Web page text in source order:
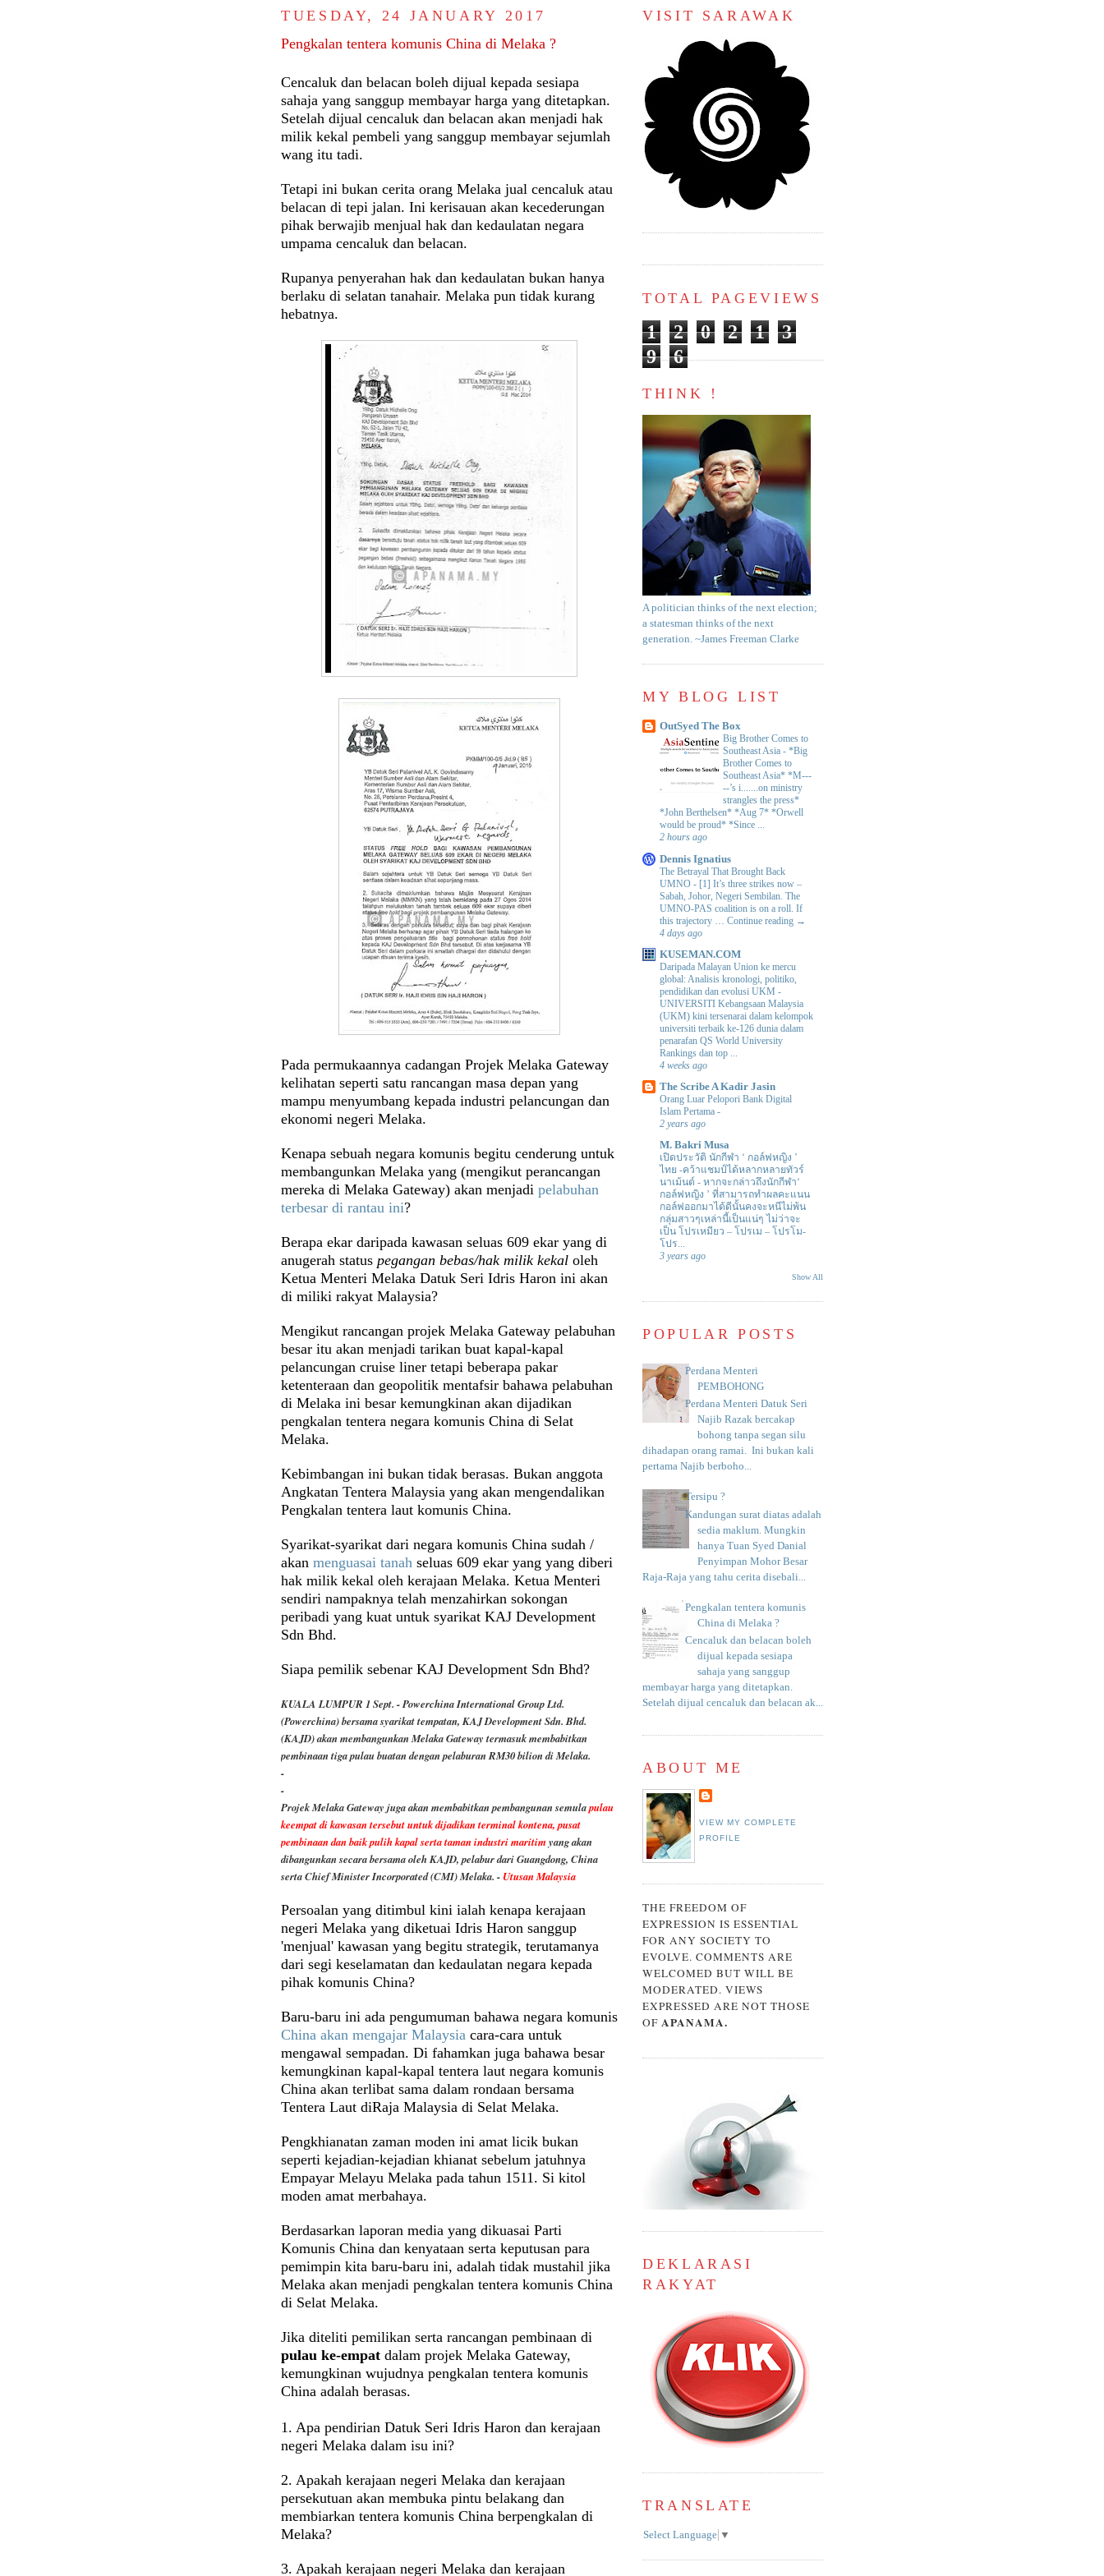
TUESDAY, 24 JANUARY 2017
Pengkalan tentera komunis China di Melaka ?
Cencaluk dan belacan boleh dijual kepada sesiapa
sahaja yang sanggup membayar harga yang ditetapkan.
Setelah dijual cencaluk dan belacan akan menjadi hak
milik kekal pembeli yang sanggup membayar sejumlah
wang itu tadi.
Tetapi ini bukan cerita orang Melaka jual cencaluk atau
belacan di tepi jalan. Ini kerisauan akan kecederungan
pihak berwajib menjual hak dan kedaulatan negara
umpama cencaluk dan belacan.
Rupanya penyerahan hak dan kedaulatan bukan hanya
berlaku di selatan tanahair. Melaka pun tidak kurang
hebatnya.
Pada permukaannya cadangan Projek Melaka Gateway
kelihatan seperti satu rancangan masa depan yang
mampu menyumbang kepada industri pelancungan dan
ekonomi negeri Melaka.
Kenapa sebuah negara komunis begitu cenderung untuk
membangunkan Melaka yang (mengikut perancangan
mereka di Melaka Gateway) akan menjadi pelabuhan
terbesar di rantau ini?
Berapa ekar daripada kawasan seluas 609 ekar yang di
anugerah status pegangan bebas/hak milik kekal oleh
Ketua Menteri Melaka Datuk Seri Idris Haron ini akan
di miliki rakyat Malaysia?
Mengikut rancangan projek Melaka Gateway pelabuhan
besar itu akan menjadi tarikan buat kapal-kapal
pelancungan cruise liner tetapi beberapa pakar
ketenteraan dan geopolitik mentafsir bahawa pelabuhan
di Melaka ini besar kemungkinan akan dijadikan
pengkalan tentera negara komunis China di Selat
Melaka.
Kebimbangan ini bukan tidak berasas. Bukan anggota
Angkatan Tentera Malaysia yang akan mengendalikan
Pengkalan tentera laut komunis China.
Syarikat-syarikat dari negara komunis China sudah /
akan menguasai tanah seluas 609 ekar yang yang diberi
hak milik kekal oleh kerajaan Melaka. Ketua Menteri
sendiri nampaknya telah menzahirkan sokongan
peribadi yang kuat untuk syarikat KAJ Development
Sdn Bhd.
Siapa pemilik sebenar KAJ Development Sdn Bhd?
KUALA LUMPUR 1 Sept. - Powerchina International Group Ltd.
(Powerchina) bersama syarikat tempatan, KAJ Development Sdn. Bhd.
(KAJD) akan membangunkan Melaka Gateway termasuk membabitkan
pembinaan tiga pulau buatan dengan pelaburan RM30 bilion di Melaka.
-
-
Projek Melaka Gateway juga akan membabitkan pembangunan semulapulau
keempat di kawasan tersebut untuk dijadikan terminal kontena, pusat
pembinaan dan baik pulih kapal serta taman industri maritim yang akan
dibangunkan secara bersama oleh KAJD, pelabur dari Guangdong, China
serta Chief Minister Incorporated (CMI) Melaka. -Utusan Malaysia
Persoalan yang ditimbul kini ialah kenapa kerajaan
negeri Melaka yang diketuai Idris Haron sanggup
'menjual' kawasan yang begitu strategik, terutamanya
dari segi keselamatan dan kedaulatan negara kepada
pihak komunis China?
Baru-baru ini ada pengumuman bahawa negara komunis
China akan mengajar Malaysia cara-cara untuk
mengawal sempadan. Di fahamkan juga bahawa besar
kemungkinan kapal-kapal tentera laut negara komunis
China akan terlibat sama dalam rondaan bersama
Tentera Laut diRaja Malaysia di Selat Melaka.
Pengkhianatan zaman moden ini amat licik bukan
seperti kejadian-kejadian khianat sebelum jatuhnya
Empayar Melayu Melaka pada tahun 1511. Si kitol
moden amat merbahaya.
Berdasarkan laporan media yang dikuasai Parti
Komunis China dan kenyataan serta keputusan para
pemimpin kita baru-baru ini, adalah tidak mustahil jika
Melaka akan menjadi pengkalan tentera komunis China
di Selat Melaka.
Jika diteliti pemilikan serta rancangan pembinaan di
pulau ke-empat dalam projek Melaka Gateway,
kemungkinan wujudnya pengkalan tentera komunis
China adalah berasas.
1. Apa pendirian Datuk Seri Idris Haron dan kerajaan
negeri Melaka dalam isu ini?
2. Apakah kerajaan negeri Melaka dan kerajaan
persekutuan akan membuka pintu belakang dan
membiarkan tentera komunis China berpengkalan di
Melaka?
3. Apakah kerajaan negeri Melaka dan kerajaan
VISIT SARAWAK
TOTAL PAGEVIEWS
1 2 0 2 1
3
9
6
THINK !
A politician thinks of the next election;
a statesman thinks of the next
generation. ~James Freeman Clarke
MY BLOG LIST
OutSyed The Box
Big Brother Comes to
Southeast Asia - *Big
Brother Comes to
Southeast Asia* *M---
--’s i.......on ministry
strangles the press*
*John Berthelsen* *Aug 7* *Orwell
would be proud* *Since ...
2 hours ago
Dennis Ignatius
The Betrayal That Brought Back
UMNO - [1] It’s three strikes now –
Sabah, Johor, Negeri Sembilan. The
UMNO-PAS coalition is on a roll. If
this trajectory … Continue reading →
4 days ago
KUSEMAN.COM
Daripada Malayan Union ke mercu
global: Analisis kronologi, politiko,
pendidikan dan evolusi UKM -
UNIVERSITI Kebangsaan Malaysia
(UKM) kini tersenarai dalam kelompok
universiti terbaik ke-126 dunia dalam
penarafan QS World University
Rankings dan top ...
4 weeks ago
The Scribe A Kadir Jasin
Orang Luar Pelopori Bank Digital
Islam Pertama -
2 years ago
M. Bakri Musa
เปิดประวัติ นักกีฬา ‘ กอล์ฟหญิง ’
ไทย -คว้าแชมป์ได้หลากหลายทัวร์
นาเม้นต์ - หากจะกล่าวถึงนักกีฬา‘
กอล์ฟหญิง ’ ที่สามารถทำผลคะแนน
กอล์ฟออกมาได้ดีนั้นคงจะหนีไม่พ้น
กลุ่มสาวๆเหล่านี้เป็นแน่ๆ ไม่ว่าจะ
เป็น โปรเหมียว – โปรเม – โปรโม-
โปร...
3 years ago
Show All
POPULAR POSTS
Perdana Menteri
PEMBOHONG
Perdana Menteri Datuk Seri
Najib Razak bercakap
bohong tanpa segan silu
dihadapan orang ramai. Ini bukan kali
pertama Najib berboho...
Tersipu ?
Kandungan surat diatas adalah
sedia maklum. Mungkin
hanya Tuan Syed Danial
Penyimpan Mohor Besar
Raja-Raja yang tahu cerita disebali...
Pengkalan tentera komunis
China di Melaka ?
Cencaluk dan belacan boleh
dijual kepada sesiapa
sahaja yang sanggup
membayar harga yang ditetapkan.
Setelah dijual cencaluk dan belacan ak...
ABOUT ME
VIEW MY COMPLETE
PROFILE
THE FREEDOM OF
EXPRESSION IS ESSENTIAL
FOR ANY SOCIETY TO
EVOLVE. COMMENTS ARE
WELCOMED BUT WILL BE
MODERATED. VIEWS
EXPRESSED ARE NOT THOSE
OF APANAMA.
DEKLARASI
RAKYAT
TRANSLATE
Select Language ▼